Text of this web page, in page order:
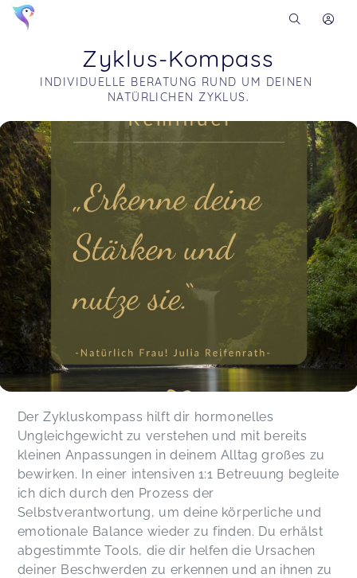
Zyklus-Kompass
INDIVIDUELLE BERATUNG RUND UM DEINEN
NATÜRLICHEN ZYKLUS.
Soon you will learn more about me here...
Der Zykluskompass hilft dir hormonelles
Ungleichgewicht zu verstehen und mit bereits
kleinen Anpassungen in deinem Alltag großes zu
bewirken. In einer intensiven 1:1 Betreuung begleite
ich dich durch den Prozess der
Selbstverantwortung, um deine körperliche und
emotionale Balance wieder zu finden. Du erhälst
abgestimmte Tools, die dir helfen die Ursachen
deiner Beschwerden zu erkennen und an ihnen zu